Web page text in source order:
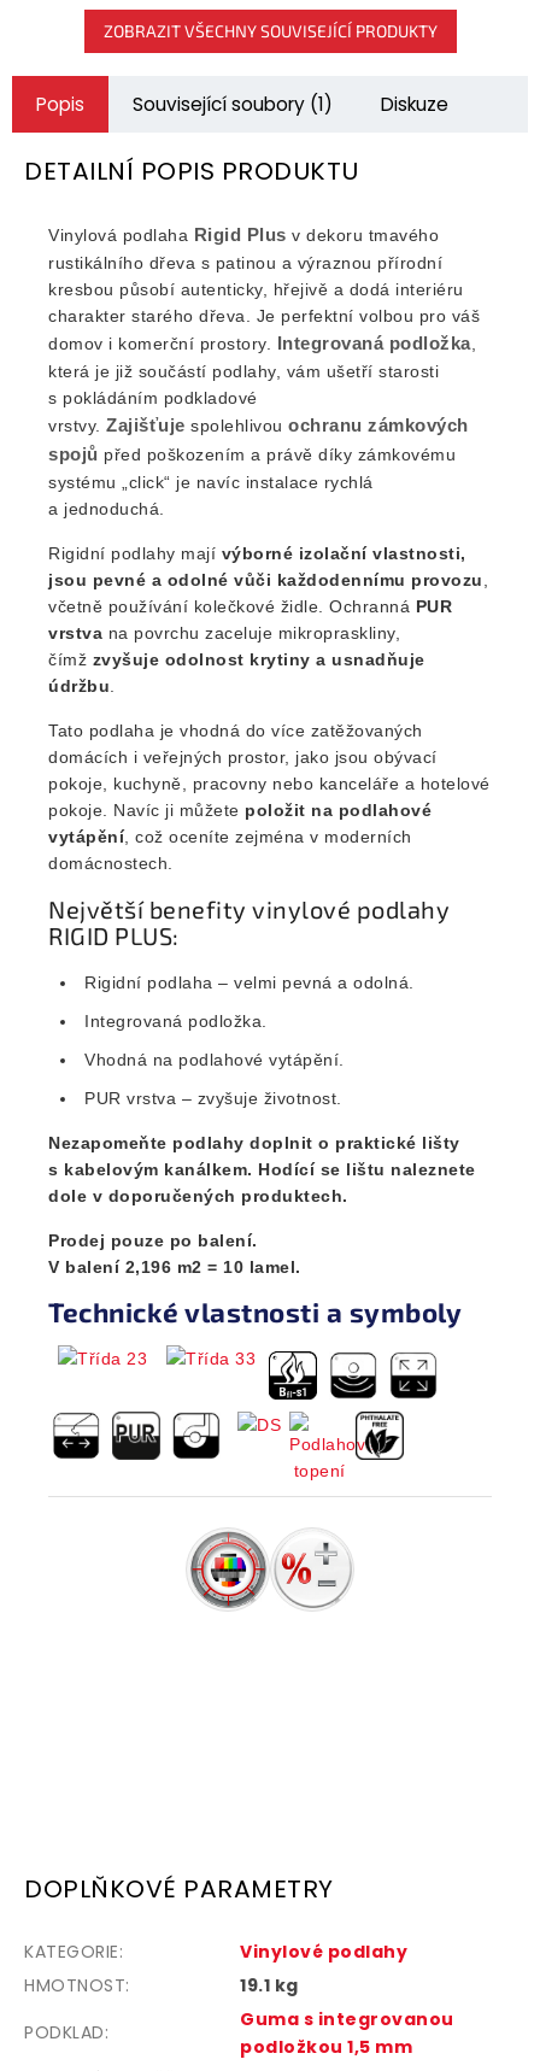
ZOBRAZIT VŠECHNY SOUVISEJÍCÍ PRODUKTY
Popis Související soubory (1) Diskuze
DETAILNÍ POPIS PRODUKTU
Vinylová podlaha Rigid Plus v dekoru tmavého
rustikálního dřeva s patinou a výraznou přírodní
kresbou působí autenticky, hřejivě a dodá interiéru
charakter starého dřeva. Je perfektní volbou pro váš
domov i komerční prostory.
Integrovaná podložka,
která je již součástí podlahy, vám ušetří starosti
s pokládáním podkladové
vrstvy. Zajišťuje spolehlivou ochranu zámkových
spojů před poškozením a právě díky zámkovému
systému „click“ je navíc instalace rychlá
a jednoduchá.
Rigidní podlahy mají výborné izolační vlastnosti,
jsou pevné a odolné vůči každodennímu provozu
včetně používání kolečkové židle. Ochranná PUR
vrstva na povrchu zaceluje mikropraskliny,
čímž zvyšuje odolnost krytiny a usnadňuje
údržbu
Tato podlaha je vhodná do více zatěžovaných
domácích i veřejných prostor, jako jsou obývací
pokoje, kuchyně, pracovny nebo kanceláře a hotelové
pokoje. Navíc ji můžete položit na podlahové
vytápění, což oceníte zejména v moderních
domácnostech.
Největší benefity vinylové podlahy
RIGID PLUS:
Rigidní podlaha – velmi pevná a odolná.
Integrovaná podložka.
Vhodná na podlahové vytápění.
PUR vrstva – zvyšuje životnost.
Nezapomeňte podlahy doplnit o praktické lišty
s kabelovým kanálkem. Hodící se lištu naleznete
dole v doporučených produktech.
Prodej pouze po balení.
V balení 2,196 m2 = 10 lamel.
Technické vlastnosti a symboly
DOPLŇKOVÉ PARAMETRY
KATEGORIE:
Vinylové podlahy
HMOTNOST:
19.1 kg
PODKLAD:
Guma s integrovanou
podložkou 1,5 mm